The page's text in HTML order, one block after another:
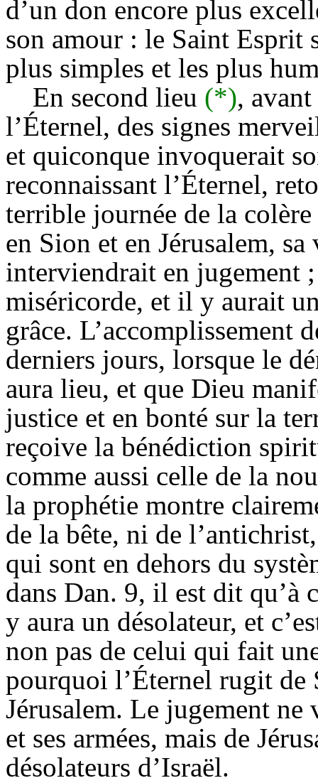
d’un don encore plus
son amour : le Saint Esprit
plus simples et les plus
En second lieu (*),
l’Éternel, des signes
et quiconque invoquerait
reconnaissant l’Éternel,
terrible journée de la
en Sion et en Jérusalem,
interviendrait en jugement
miséricorde, et il y aurait
grâce. L’accomplissement
derniers jours, lorsque le
aura lieu, et que Dieu
justice et en bonté sur la
reçoive la bénédiction
comme aussi celle de la
la prophétie montre
de la bête, ni de
qui sont en dehors du
dans Dan. 9, il est dit qu’à
y aura un désolateur, et
non pas de celui qui fait
pourquoi l’Éternel rugit de
Jérusalem. Le jugement ne
et ses armées, mais de
désolateurs d’Israël.